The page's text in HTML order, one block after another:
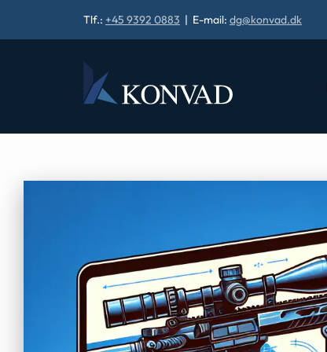
Tlf.: +45 9392 0883 | E-mail: dg@konvad.dk